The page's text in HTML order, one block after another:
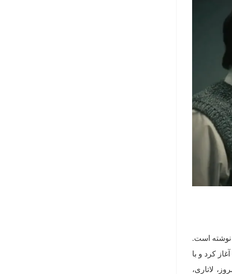
نوشته است.
کرد و با
لاتاری،